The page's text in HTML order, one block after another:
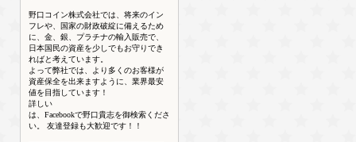
野口コイン株式会社では、将来のイン
フレや、国家の財政破綻に備えるため
に、金、銀、プラチナの輸入販売で、
日本国民の資産を少しでもお守りでき
ればと考えています。
よって弊社では、より多くのお客様が
資産保全を出来ますように、業界最安
値を目指しています！
詳しい
は、Facebookで野口貴志を御検索くださ
い。 友達登録も大歓迎です！！